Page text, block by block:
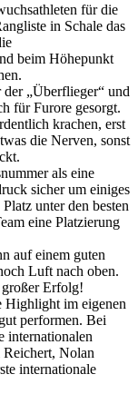
für die
in Schale das
beim Höhepunkt
„Überflieger“ und
für Furore gesorgt.
krachen, erst
die Nerven, sonst
als eine
sicher um einiges
unter den besten
eine Platzierung
auf einem guten
Luft nach oben.
großer Erfolg!
Highlight im eigenen
performen. Bei
internationalen
Nolan
internationale